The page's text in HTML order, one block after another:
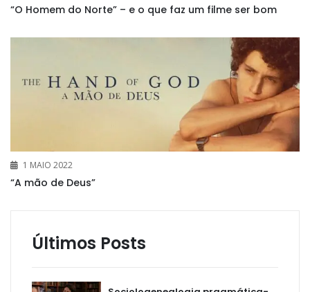
“O Homem do Norte” – e o que faz um filme ser bom
1 MAIO 2022
“A mão de Deus”
Últimos Posts